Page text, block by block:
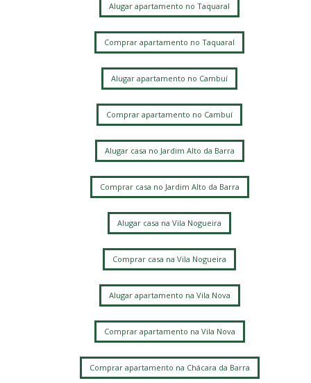
Alugar apartamento no Taquaral
Comprar apartamento no Taquaral
Alugar apartamento no Cambuí
Comprar apartamento no Cambuí
Alugar casa no Jardim Alto da Barra
Comprar casa no Jardim Alto da Barra
Alugar casa na Vila Nogueira
Comprar casa na Vila Nogueira
Alugar apartamento na Vila Nova
Comprar apartamento na Vila Nova
Comprar apartamento na Chácara da Barra